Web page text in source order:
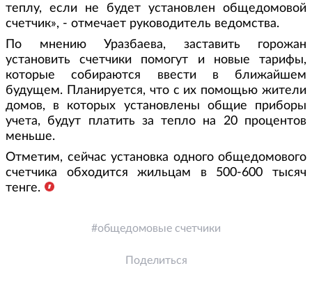
теплу, если не будет установлен общедомовой
счетчик», - отмечает руководитель ведомства.
По мнению Уразбаева, заставить горожан
установить счетчики помогут и новые тарифы,
которые собираются ввести в ближайшем
будущем. Планируется, что с их помощью жители
домов, в которых установлены общие приборы
учета, будут платить за тепло на 20 процентов
меньше.
Отметим, сейчас установка одного общедомового
счетчика обходится жильцам в 500-600 тысяч
тенге.
общедомовые счетчики
Поделиться